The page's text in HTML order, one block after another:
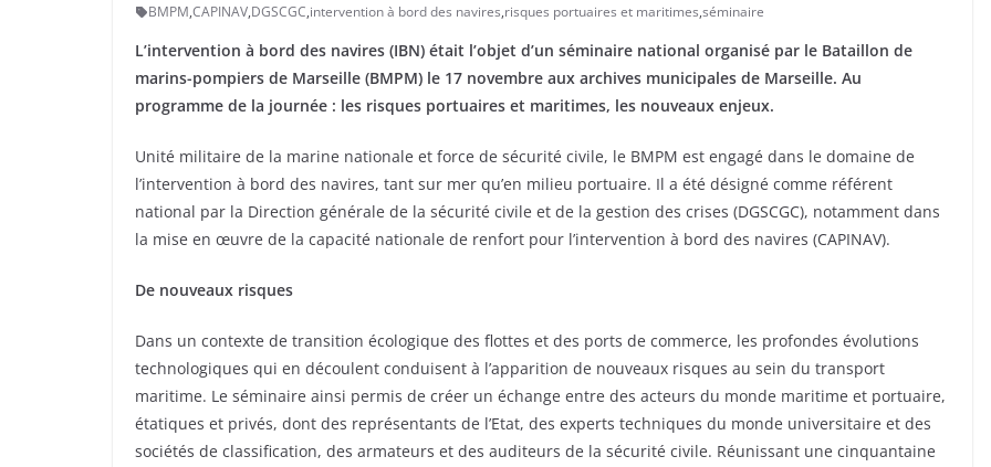
BMPM,CAPINAV,DGSCGC,intervention à bord des navires,risques portuaires et maritimes,séminaire
L’intervention à bord des navires (IBN) était l’objet d’un séminaire national organisé par le Bataillon de
marins-pompiers de Marseille (BMPM) le 17 novembre aux archives municipales de Marseille. Au
programme de la journée : les risques portuaires et maritimes, les nouveaux enjeux.
Unité militaire de la marine nationale et force de sécurité civile, le BMPM est engagé dans le domaine de
l’intervention à bord des navires, tant sur mer qu’en milieu portuaire. Il a été désigné comme référent
national par la Direction générale de la sécurité civile et de la gestion des crises (DGSCGC), notamment dans
la mise en œuvre de la capacité nationale de renfort pour l’intervention à bord des navires (CAPINAV).
De nouveaux risques
Dans un contexte de transition écologique des flottes et des ports de commerce, les profondes évolutions
technologiques qui en découlent conduisent à l’apparition de nouveaux risques au sein du transport
maritime. Le séminaire ainsi permis de créer un échange entre des acteurs du monde maritime et portuaire,
étatiques et privés, dont des représentants de l’Etat, des experts techniques du monde universitaire et des
sociétés de classification, des armateurs et des auditeurs de la sécurité civile. Réunissant une cinquantaine